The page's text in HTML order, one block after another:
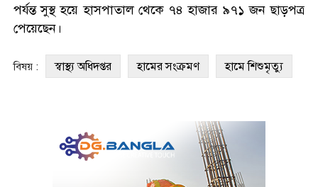
পর্যন্ত সুস্থ হয়ে হাসপাতাল থেকে ৭৪ হাজার ৯৭১ জন ছাড়পত্র
পেয়েছেন।
বিষয় : স্বাস্থ্য অধিদপ্তর হামের সংক্রমণ হামে শিশুমৃত্যু